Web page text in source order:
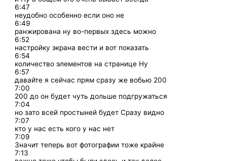
6:47
неудобно особенно если оно не
6:49
ранжирована ну во-первых здесь можно
6:52
настройку экрана вести и вот показать
6:54
количество элементов на странице Ну
6:57
давайте я сейчас прям сразу же вобью 200
7:00
200 до он будет чуть дольше подгружаться
7:04
но зато всей простыней будет Сразу видно
7:07
кто у нас есть кого у нас нет
7:09
Значит теперь вот фотографии тоже крайне
7:13